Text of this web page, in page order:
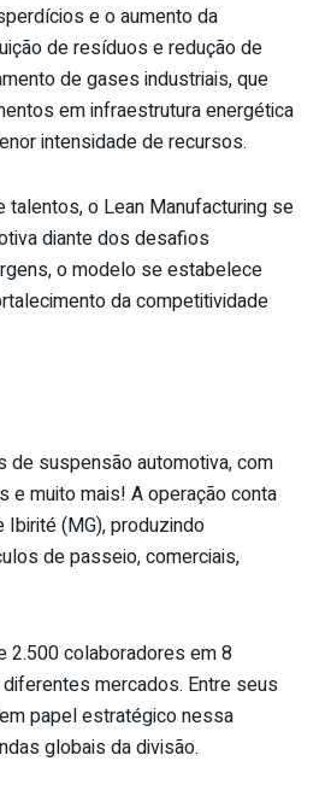
e o aumento da
de resíduos e redução de
de gases industriais, que
em infraestrutura energética
intensidade de recursos.
o Lean Manufacturing se
diante dos desafios
o modelo se estabelece
da competitividade
de suspensão automotiva, com
muito mais! A operação conta
(MG), produzindo
de passeio, comerciais,
2.500 colaboradores em 8
mercados. Entre seus
papel estratégico nessa
globais da divisão.